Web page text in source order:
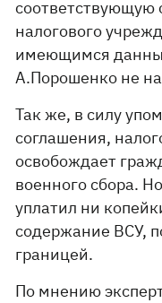
соответствующую
налогового
имеющимся
А.Порошенко не
Так же, в силу
соглашения,
освобождает
военного сбора.
уплатил ни
содержание ВСУ,
границей.
По мнению